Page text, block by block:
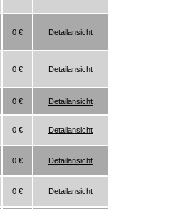
0 € Detailansicht
0 € Detailansicht
0 € Detailansicht
0 € Detailansicht
0 € Detailansicht
0 € Detailansicht